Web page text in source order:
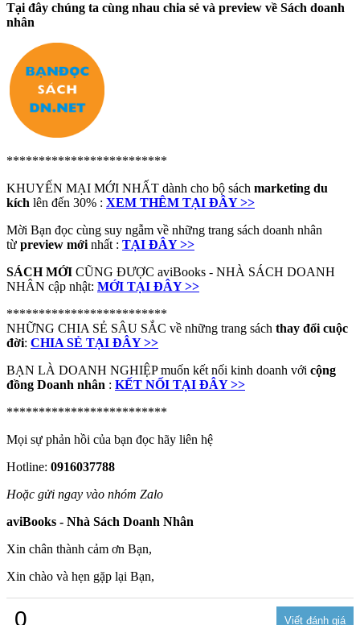
Tại đây chúng ta cùng nhau chia sẻ và preview về Sách doanh
nhân
*************************
KHUYẾN MẠI MỚI NHẤT dành cho bộ sách marketing du
kích lên đến 30% : XEM THÊM TẠI ĐÂY >>
Mời Bạn đọc cùng suy ngẫm về những trang sách doanh nhân
từ preview mới nhất : TẠI ĐÂY >>
SÁCH MỚI CŨNG ĐƯỢC aviBooks - NHÀ SÁCH DOANH
NHÂN cập nhật: MỚI TẠI ĐÂY >>
*************************
NHỮNG CHIA SẺ SÂU SẮC về những trang sách thay đổi cuộc
đời: CHIA SẺ TẠI ĐÂY >>
BẠN LÀ DOANH NGHIỆP muốn kết nối kinh doanh với cộng
đồng Doanh nhân : KẾT NỐI TẠI ĐÂY >>
*************************
Mọi sự phản hồi của bạn đọc hãy liên hệ
Hotline: 0916037788
Hoặc gửi ngay vào nhóm Zalo
aviBooks - Nhà Sách Doanh Nhân
Xin chân thành cảm ơn Bạn,
Xin chào và hẹn gặp lại Bạn,
0